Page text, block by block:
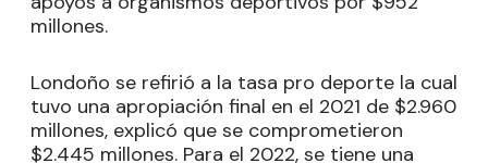
millones.
Londoño se refirió a la tasa pro deporte la cual
tuvo una apropiación final en el 2021 de $2.960
millones, explicó que se comprometieron
$2.445 millones. Para el 2022, se tiene una